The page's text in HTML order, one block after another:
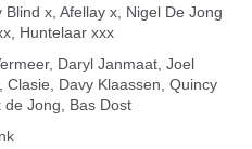
x, Afellay x, Nigel De Jong
Huntelaar xxx
Daryl Janmaat, Joel
Davy Klaassen, Quincy
Jong, Bas Dost